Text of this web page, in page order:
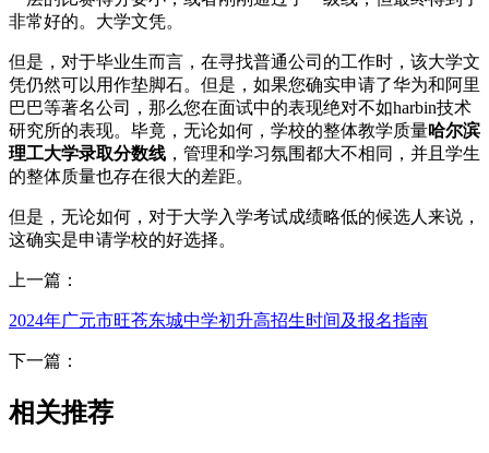
非常好的。大学文凭。
但是，对于毕业生而言，在寻找普通公司的工作时，该大学文
凭仍然可以用作垫脚石。但是，如果您确实申请了华为和阿里
巴巴等著名公司，那么您在面试中的表现绝对不如harbin技术
研究所的表现。毕竟，无论如何，学校的整体教学质量哈尔滨
理工大学录取分数线 ，管理和学习氛围都大不相同，并且学生
的整体质量也存在很大的差距。
但是，无论如何，对于大学入学考试成绩略低的候选人来说，
这确实是申请学校的好选择。
上一篇：
2024年广元市旺苍东城中学初升高招生时间及报名指南
下一篇：
相关推荐